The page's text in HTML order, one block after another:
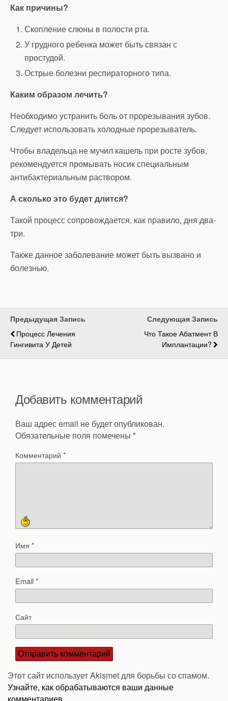
Как причины?
Скопление слюны в полости рта.
У грудного ребенка может быть связан с
простудой.
Острые болезни респираторного типа.
Каким образом лечить?
Необходимо устранить боль от прорезывания зубов.
Следует использовать холодные прорезыватель.
Чтобы владельца не мучил кашель при росте зубов,
рекомендуется промывать носик специальным
антибактериальным раствором.
А сколько это будет длится?
Такой процесс сопровождается, как правило, дня два-
три.
Также данное заболевание может быть вызвано и
болезнью.
Предыдущая Запись
Процесс Лечения
Гингивита У Детей
Следующая Запись
Что Такое Абатмент В
Имплантации?
Добавить комментарий
Ваш адрес email не будет опубликован.
Обязательные поля помечены *
Комментарий *
Имя *
Email*
Сайт
Этот сайт использует Akismet для борьбы со спамом.
Узнайте, как обрабатываются ваши данные